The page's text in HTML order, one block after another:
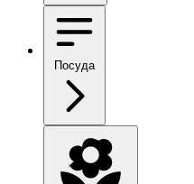
Посуда